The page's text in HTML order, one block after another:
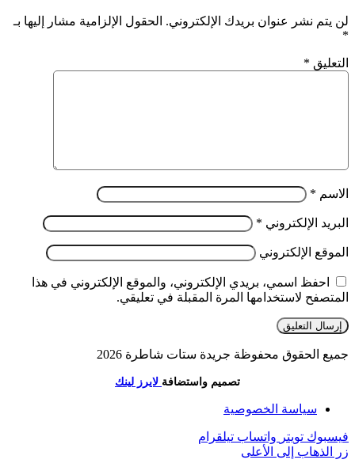
لن يتم نشر عنوان بريدك الإلكتروني. الحقول الإلزامية مشار إليها بـ
*
التعليق *
الاسم *
البريد الإلكتروني *
الموقع الإلكتروني
احفظ اسمي، بريدي الإلكتروني، والموقع الإلكتروني في هذا
المتصفح لاستخدامها المرة المقبلة في تعليقي.
جميع الحقوق محفوظة جريدة ستات شاطرة 2026
تصميم واستضافة لايرز لينك
سياسة الخصوصية
فيسبوك تويتر واتساب تيلقرام
زر الذهاب إلى الأعلى